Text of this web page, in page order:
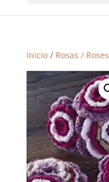
Inicio/ Rosas / Roses